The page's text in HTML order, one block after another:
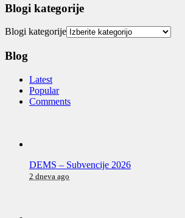
Blogi kategorije
Blogi kategorije
Blog
Latest
Popular
Comments
DEMS – Subvencije 2026
2 dneva ago